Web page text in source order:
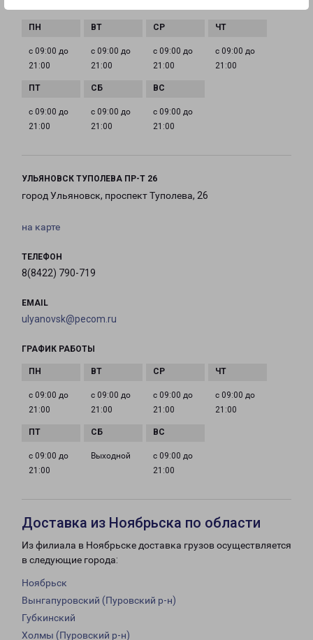
с 09:00 до
21:00
с 09:00 до
21:00
с 09:00 до
21:00
с 09:00 до
21:00
с 09:00 до
21:00
с 09:00 до
21:00
с 09:00 до
21:00
УЛЬЯНОВСК ТУПОЛЕВА ПР-Т 26
город Ульяновск, проспект Туполева, 26
на карте
ТЕЛЕФОН
8(8422) 790-719
EMAIL
ulyanovsk@pecom.ru
ГРАФИК РАБОТЫ
с 09:00 до
21:00
с 09:00 до
21:00
с 09:00 до
21:00
с 09:00 до
21:00
с 09:00 до
21:00
Выходной
с 09:00 до
21:00
Доставка из Ноябрьска по области
Из филиала в Ноябрьске доставка грузов осуществляется
в следующие города:
Ноябрьск
Вынгапуровский (Пуровский р-н)
Губкинский
Холмы (Пуровский р-н)